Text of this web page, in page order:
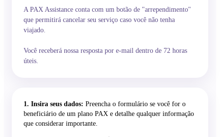
A PAX Assistance conta com um botão de "arrependimento"
que permitirá cancelar seu serviço caso você não tenha
viajado.
Você receberá nossa resposta por e-mail dentro de 72 horas
úteis.
1. Insira seus dados: Preencha o formulário se você for o
beneficiário de um plano PAX e detalhe qualquer informação
que considerar importante.